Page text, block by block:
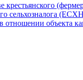
крестьянского
сельхозналога
отношении объекта